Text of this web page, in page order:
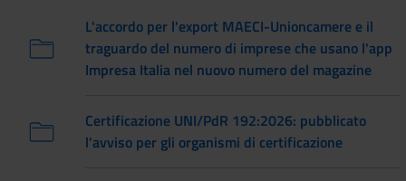
L'accordo per l'export MAECI-Unioncamere e il
traguardo del numero di imprese che usano l'app
Impresa Italia nel nuovo numero del magazine
Certificazione UNI/PdR 192:2026: pubblicato
l'avviso per gli organismi di certificazione